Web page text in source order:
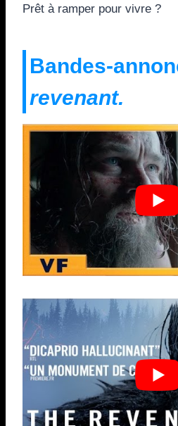
Prêt à ramper pour vivre ?
Bandes-
revenant.